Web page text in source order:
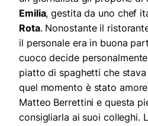
Emilia, gestita da uno chef
Rota. Nonostante il
il personale era in buona
cuoco decide
piatto di spaghetti che
quel momento è stato
Matteo Berrettini e questa
consigliarla ai suoi colleghi.